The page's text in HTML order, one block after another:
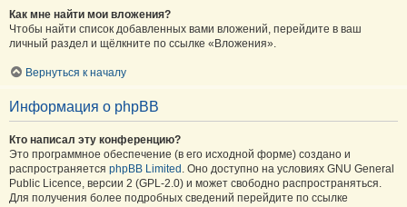
Как мне найти мои вложения?
Чтобы найти список добавленных вами вложений, перейдите в ваш
личный раздел и щёлкните по ссылке «Вложения».
Вернуться к началу
Информация о phpBB
Кто написал эту конференцию?
Это программное обеспечение (в его исходной форме) создано и
распространяется phpBB Limited . Оно доступно на условиях GNU General
Public Licence, версии 2 (GPL-2.0) и может свободно распространяться.
Для получения более подробных сведений перейдите по ссылке